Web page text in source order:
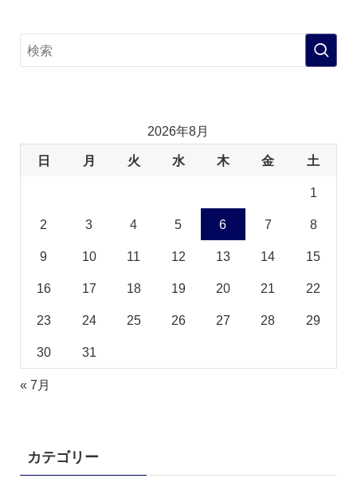
2026年8月
日 月 火 水 木 金 土
1
2 3 4 5 6 7 8
9 10 11 12 13 14 15
16 17 18 19 20 21 22
23 24 25 26 27 28 29
30 31
« 7月
カテゴリー